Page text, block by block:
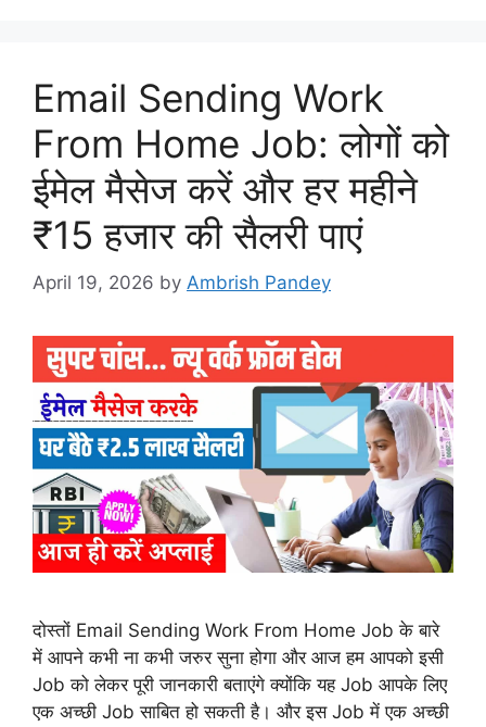
Email Sending Work
From Home Job: लोगों को
ईमेल मैसेज करें और हर महीने
₹15 हजार की सैलरी पाएं
April 19, 2026 by Ambrish Pandey
दोस्तों Email Sending Work From Home Job के बारे
में आपने कभी ना कभी जरुर सुना होगा और आज हम आपको इसी
Job को लेकर पूरी जानकारी बताएंगे क्योंकि यह Job आपके लिए
एक अच्छी Job साबित हो सकती है। और इस Job में एक अच्छी